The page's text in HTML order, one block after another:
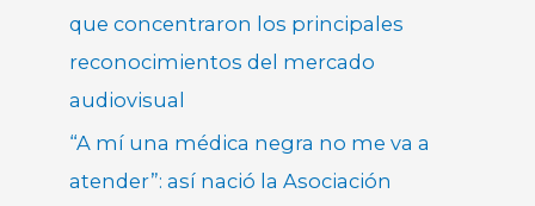
que concentraron los principales
reconocimientos del mercado
audiovisual
“A mí una médica negra no me va a
atender”: así nació la Asociación